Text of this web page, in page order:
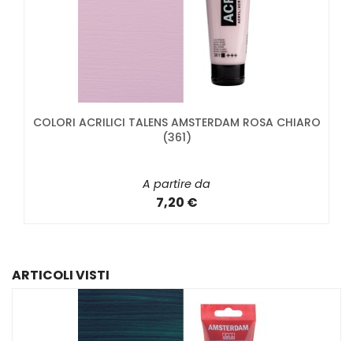
COLORI ACRILICI TALENS AMSTERDAM ROSA CHIARO
(361)
A partire da
7,20 €
ARTICOLI VISTI